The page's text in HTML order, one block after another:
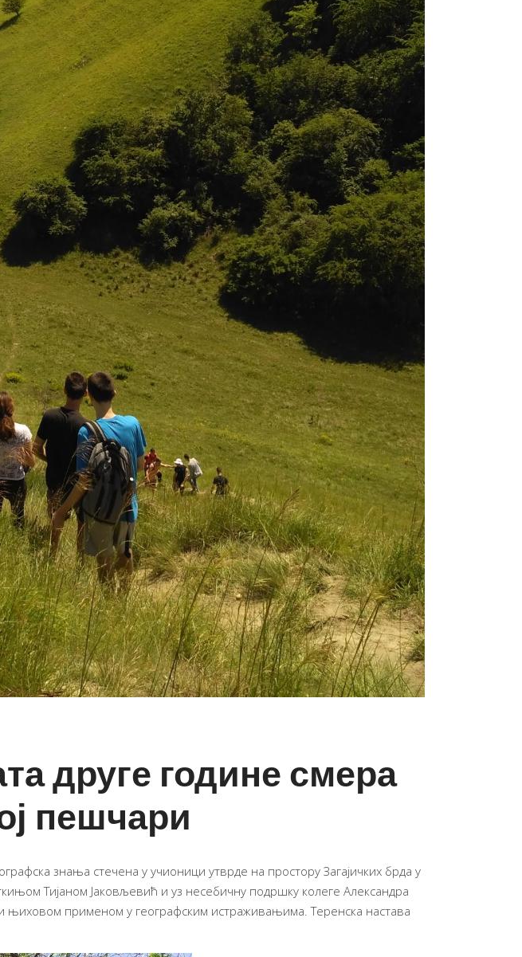
друге године смера
пешчари
знања стечена у учионици утврде на простору Загајичких брда у
Тијаном Јаковљевић и уз несебичну подршку колеге Александра
применом у географским истраживањима. Теренска настава